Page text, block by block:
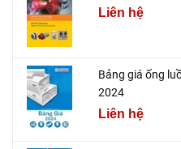
Liên hệ
Bảng giá ống
2024
Liên hệ